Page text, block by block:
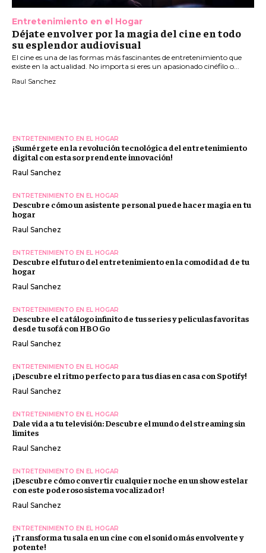
Entretenimiento en el Hogar
Déjate envolver por la magia del cine en todo
su esplendor audiovisual
El cine es una de las formas más fascinantes de entretenimiento que
existe en la actualidad. No importa si eres un apasionado cinéfilo o...
Raul Sanchez
ENTRETENIMIENTO EN EL HOGAR
¡Sumérgete en la revolución tecnológica del entretenimiento
digital con esta sorprendente innovación!
Raul Sanchez
ENTRETENIMIENTO EN EL HOGAR
Descubre cómo un asistente personal puede hacer magia en tu
hogar
Raul Sanchez
ENTRETENIMIENTO EN EL HOGAR
Descubre el futuro del entretenimiento en la comodidad de tu
hogar
Raul Sanchez
ENTRETENIMIENTO EN EL HOGAR
Descubre el catálogo infinito de tus series y películas favoritas
desde tu sofá con HBO Go
Raul Sanchez
ENTRETENIMIENTO EN EL HOGAR
¡Descubre el ritmo perfecto para tus días en casa con Spotify!
Raul Sanchez
ENTRETENIMIENTO EN EL HOGAR
Dale vida a tu televisión: Descubre el mundo del streaming sin
límites
Raul Sanchez
ENTRETENIMIENTO EN EL HOGAR
¡Descubre cómo convertir cualquier noche en un show estelar
con este poderoso sistema vocalizador!
Raul Sanchez
ENTRETENIMIENTO EN EL HOGAR
¡Transforma tu sala en un cine con el sonido más envolvente y
potente!